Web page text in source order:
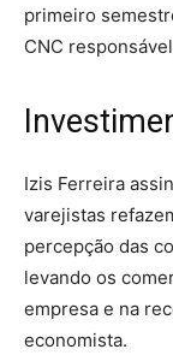
primeiro
CNC
Izis Ferreira
varejistas
percepção das
levando os
empresa e na
economista.